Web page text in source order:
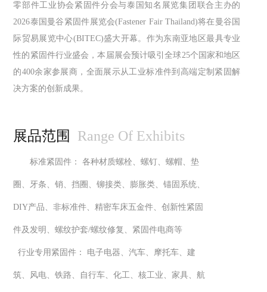
零部件工业协会紧固件分会与泰国知名展览集团 联合 主办的
2026泰国曼谷紧固件展览会(Fastener Fair Thailand)将在曼谷国
际贸易展览中心(BITEC)盛大开幕。作为东南亚地区最具专业
性的紧固件行业盛会，本届展会预计吸引全球25个国家和地区
的400余家参展商，全面展示从工业标准件到高端定制紧固解
决方案的创新成果。
展品范围 Range Of Exhibits
标准紧固件： 各种材质螺栓、螺钉、螺帽、垫
圈、牙条、销、挡圈、铆接类、膨胀类、锚固系统、
DIY产品、非标准件、精密车床五金件、创新性紧固
件及发明、螺纹护套/螺纹修复、紧固件电商等
行业专用紧固件： 电子电器、汽车、摩托车、建
筑、风电、铁路、自行车、化工、核工业、家具、航